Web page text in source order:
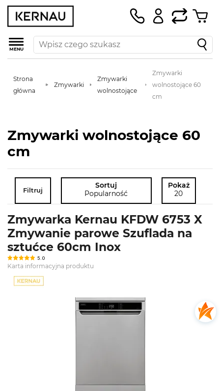
MENU
Strona
główna
Zmywarki
Zmywarki
wolnostojące
Zmywarki
wolnostojące 60
cm
Zmywarki wolnostojące 60
cm
Filtruj
Sortuj
Popularność
Pokaż
20
Zmywarka Kernau KFDW 6753 X
Zmywanie parowe Szuflada na
sztućce 60cm Inox
5.0
Karta informacyjna produktu